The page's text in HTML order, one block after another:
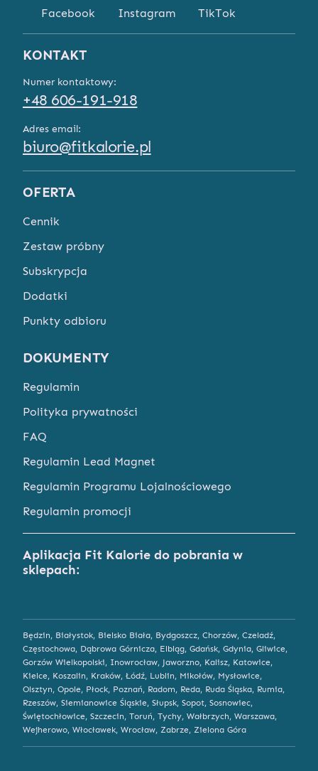
Facebook Instagram TikTok
KONTAKT
Numer kontaktowy:
+48 606-191-918
Adres email:
biuro@fitkalorie.pl
OFERTA
Cennik
Zestaw próbny
Subskrypcja
Dodatki
Punkty odbioru
DOKUMENTY
Regulamin
Polityka prywatności
FAQ
Regulamin Lead Magnet
Regulamin Programu Lojalnościowego
Regulamin promocji
Aplikacja Fit Kalorie do pobrania w
sklepach:
Będzin, Białystok, Bielsko Biała, Bydgoszcz, Chorzów, Czeladź,
Częstochowa, Dąbrowa Górnicza, Elbląg, Gdańsk, Gdynia, Gliwice,
Gorzów Wielkopolski, Inowrocław, Jaworzno, Kalisz, Katowice,
Kielce, Koszalin, Kraków, Łódź, Lublin, Mikołów, Mysłowice,
Olsztyn, Opole, Płock, Poznań, Radom, Reda, Ruda Śląska, Rumia,
Rzeszów, Siemianowice Śląskie, Słupsk, Sopot, Sosnowiec,
Świętochłowice, Szczecin, Toruń, Tychy, Wałbrzych, Warszawa,
Wejherowo, Włocławek, Wrocław, Zabrze, Zielona Góra